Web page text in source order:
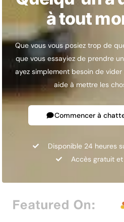
à tout
Que vous vous posiez trop de
que vous essayiez de prendre
ayez simplement besoin de
aide à mettre les
Commencer à
Disponible 24 heures
Accès gratuit